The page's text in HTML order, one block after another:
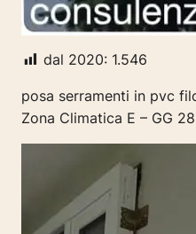
dal 2020: 1.546
posa serramenti in pvc
Zona Climatica E – GG